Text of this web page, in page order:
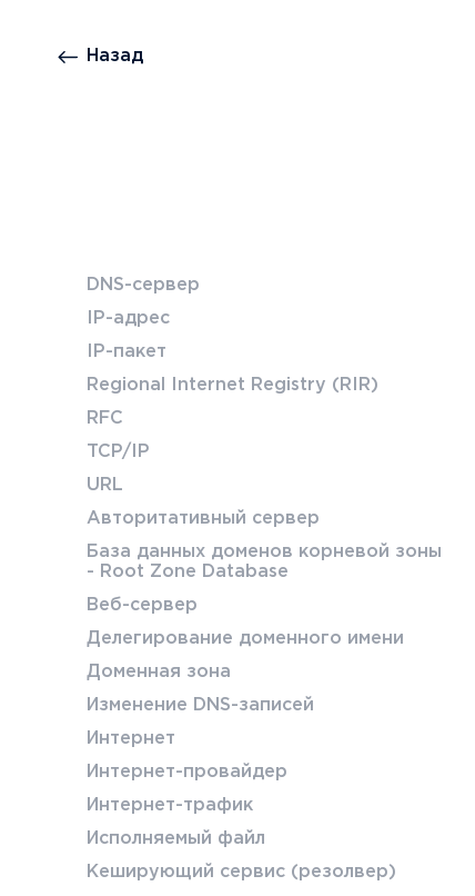
Назад
DNS-сервер
IP-адрес
IP-пакет
Regional Internet Registry (RIR)
RFC
TCP/IP
URL
Авторитативный сервер
База данных доменов корневой зоны
- Root Zone Database
Веб-сервер
Делегирование доменного имени
Доменная зона
Изменение DNS-записей
Интернет
Интернет-провайдер
Интернет-трафик
Исполняемый файл
Кеширующий сервис (резолвер)